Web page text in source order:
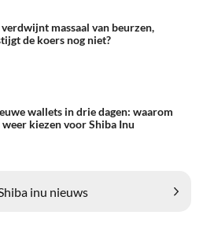
massaal van beurzen,
de koers nog niet?
wallets in drie dagen: waarom
weer kiezen voor Shiba Inu
inu nieuws